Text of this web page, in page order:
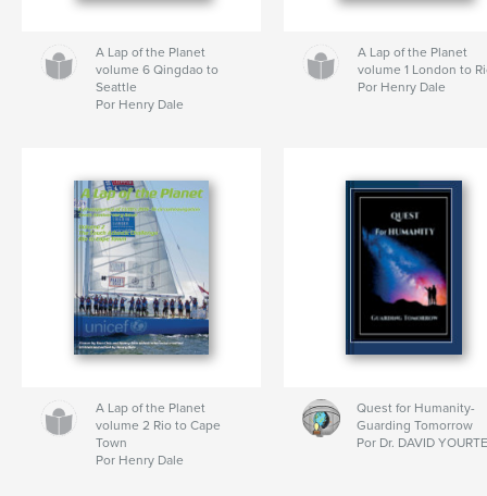
A Lap of the Planet
volume 6 Qingdao to
Seattle
Por Henry Dale
A Lap of the Planet
volume 1 London to
Por Henry Dale
A Lap of the Planet
volume 2 Rio to Cape
Town
Por Henry Dale
Quest for Humanity-
Guarding Tomorrow
Por Dr. DAVID